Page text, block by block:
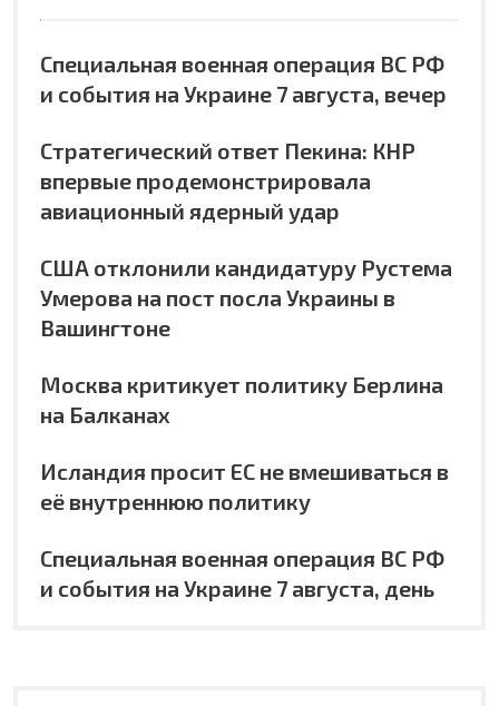
Специальная военная операция ВС РФ
и события на Украине 7 августа, вечер
Стратегический ответ Пекина: КНР
впервые продемонстрировала
авиационный ядерный удар
США отклонили кандидатуру Рустема
Умерова на пост посла Украины в
Вашингтоне
Москва критикует политику Берлина
на Балканах
Исландия просит ЕС не вмешиваться в
её внутреннюю политику
Специальная военная операция ВС РФ
и события на Украине 7 августа, день